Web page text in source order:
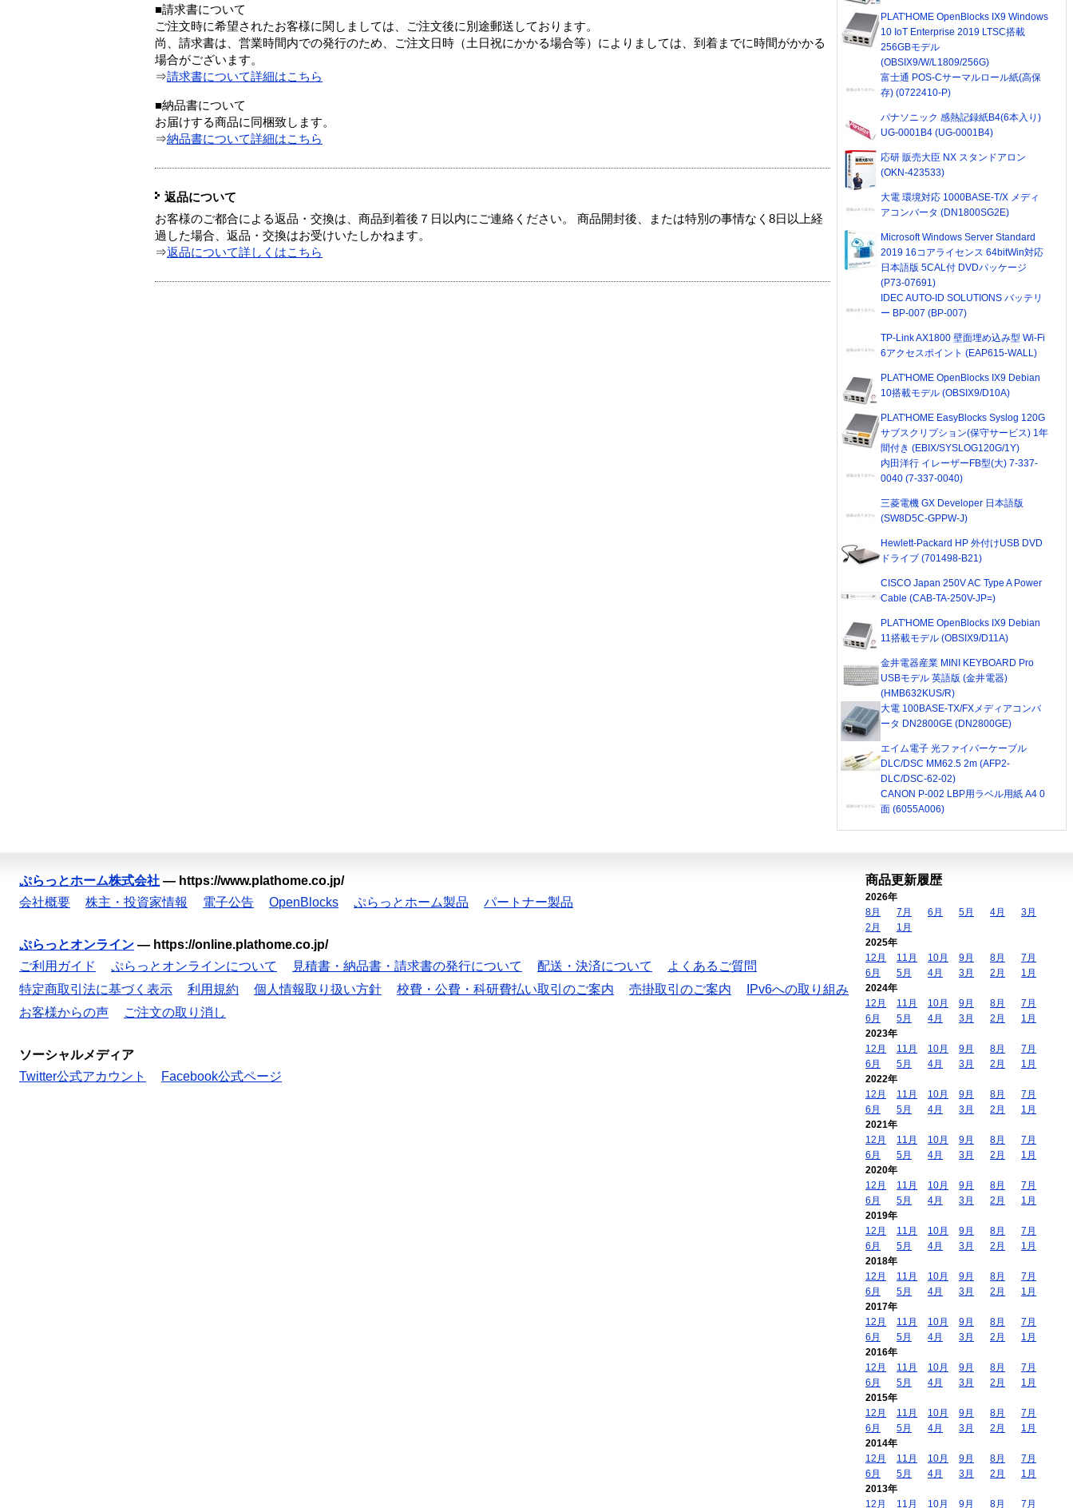
■請求書について
ご注文時に希望されたお客様に関しましては、ご注文後に別途郵送しております。
尚、請求書は、営業時間内での発行のため、ご注文日時（土日祝にかかる場合等）によりましては、到着までに時間がかかる
場合がございます。
⇒請求書について詳細はこちら
■納品書について
お届けする商品に同梱致します。
⇒納品書について詳細はこちら
返品について
お客様のご都合による返品・交換は、商品到着後７日以内にご連絡ください。 商品開封後、または特別の事情なく8日以上経
過した場合、返品・交換はお受けいたしかねます。
⇒返品について詳しくはこちら
PLAT'HOME OpenBlocks IX9 Windows
10 IoT Enterprise 2019 LTSC搭載
256GBモデル
(OBSIX9/W/L1809/256G)
富士通 POS-Cサーマルロール紙(高保
存) (0722410-P)
パナソニック 感熱記録紙B4(6本入り)
UG-0001B4 (UG-0001B4)
応研 販売大臣 NX スタンドアロン
(OKN-423533)
大電 環境対応 1000BASE-T/X メディ
アコンバータ (DN1800SG2E)
Microsoft Windows Server Standard
2019 16コアライセンス 64bitWin対応
日本語版 5CAL付 DVDパッケージ
(P73-07691)
IDEC AUTO-ID SOLUTIONS バッテリ
ー BP-007 (BP-007)
TP-Link AX1800 壁面埋め込み型 Wi-Fi
6アクセスポイント (EAP615-WALL)
PLAT'HOME OpenBlocks IX9 Debian
10搭載モデル (OBSIX9/D10A)
PLAT'HOME EasyBlocks Syslog 120G
サブスクリプション(保守サービス) 1年
間付き (EBIX/SYSLOG120G/1Y)
内田洋行 イレーザーFB型(大) 7-337-
0040 (7-337-0040)
三菱電機 GX Developer 日本語版
(SW8D5C-GPPW-J)
Hewlett-Packard HP 外付けUSB DVD
ドライブ (701498-B21)
CISCO Japan 250V AC Type A Power
Cable (CAB-TA-250V-JP=)
PLAT'HOME OpenBlocks IX9 Debian
11搭載モデル (OBSIX9/D11A)
金井電器産業 MINI KEYBOARD Pro
USBモデル 英語版 (金井電器)
(HMB632KUS/R)
大電 100BASE-TX/FXメディアコンバ
ータ DN2800GE (DN2800GE)
エイム電子 光ファイバーケーブル
DLC/DSC MM62.5 2m (AFP2-
DLC/DSC-62-02)
CANON P-002 LBP用ラベル用紙 A4 0
面 (6055A006)
ぷらっとホーム株式会社 — https://www.plathome.co.jp/
会社概要
株主・投資家情報 電子公告 OpenBlocks ぷらっとホーム製品 パートナー製品
ぷらっとオンライン — https://online.plathome.co.jp/
ご利用ガイド
ぷらっとオンラインについて 見積書・納品書・請求書の発行について 配送・決済について
よくあるご質問
特定商取引法に基づく表示
利用規約 個人情報取り扱い方針 校費・公費・科研費払い取引のご案内 売掛取引のご案内
IPv6への取り組み
お客様からの声
ご注文の取り消し
ソーシャルメディア
Twitter公式アカウント
Facebook公式ページ
商品更新履歴
2026年
8月
7月 6月 5月 4月
3月
2月
1月
2025年
12月
11月 10月 9月 8月
7月
6月
5月 4月 3月 2月
1月
2024年
12月
11月 10月 9月 8月
7月
6月
5月 4月 3月 2月
1月
2023年
12月
11月 10月 9月 8月
7月
6月
5月 4月 3月 2月
1月
2022年
12月
11月 10月 9月 8月
7月
6月
5月 4月 3月 2月
1月
2021年
12月
11月 10月 9月 8月
7月
6月
5月 4月 3月 2月
1月
2020年
12月
11月 10月 9月 8月
7月
6月
5月 4月 3月 2月
1月
2019年
12月
11月 10月 9月 8月
7月
6月
5月 4月 3月 2月
1月
2018年
12月
11月 10月 9月 8月
7月
6月
5月 4月 3月 2月
1月
2017年
12月
11月 10月 9月 8月
7月
6月
5月 4月 3月 2月
1月
2016年
12月
11月 10月 9月 8月
7月
6月
5月 4月 3月 2月
1月
2015年
12月
11月 10月 9月 8月
7月
6月
5月 4月 3月 2月
1月
2014年
12月
11月 10月 9月 8月
7月
6月
5月 4月 3月 2月
1月
2013年
12月
11月 10月 9月 8月 7月